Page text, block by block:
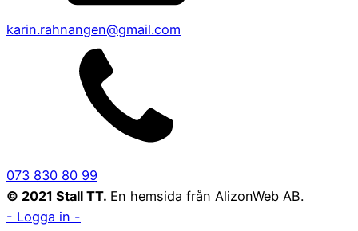
karin.rahnangen@gmail.com
073 830 80 99
© 2021 Stall TT. En hemsida från AlizonWeb AB.
- Logga in -